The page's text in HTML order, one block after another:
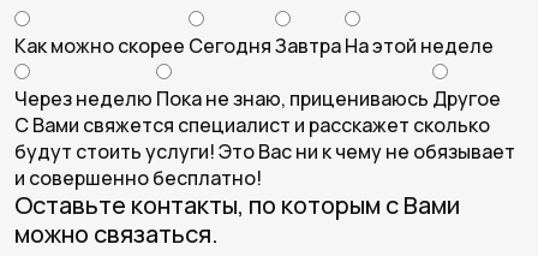
Как можно скорее СегодняЗавтраНа этой неделе
Через неделю Пока не знаю, прицениваюсь Другое
С Вами свяжется специалист и расскажет сколько
будут стоить услуги! Это Вас ни к чему не обязывает
и совершенно бесплатно!
Оставьте контакты, по которым с Вами
можно связаться.